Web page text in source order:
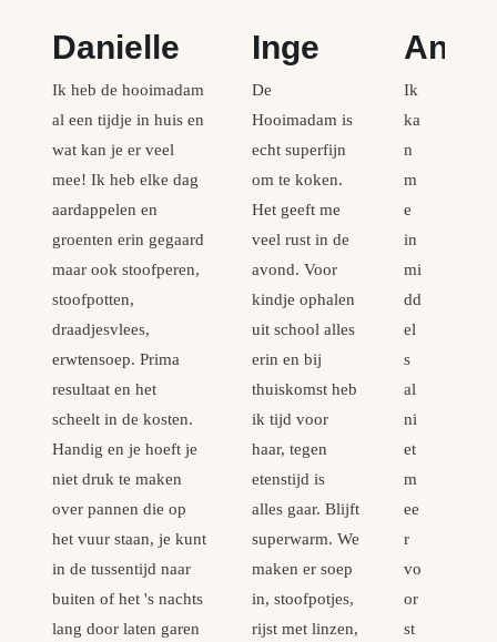
Danielle
Ik heb de hooimadam
al een tijdje in huis en
wat kan je er veel
mee! Ik heb elke dag
aardappelen en
groenten erin gegaard
maar ook stoofperen,
stoofpotten,
draadjesvlees,
erwtensoep. Prima
resultaat en het
scheelt in de kosten.
Handig en je hoeft je
niet druk te maken
over pannen die op
het vuur staan, je kunt
in de tussentijd naar
buiten of het 's nachts
lang door laten garen
Inge
De
Hooimadam is
echt superfijn
om te koken.
Het geeft me
veel rust in de
avond. Voor
kindje ophalen
uit school alles
erin en bij
thuiskomst heb
ik tijd voor
haar, tegen
etenstijd is
alles gaar. Blijft
superwarm. We
maken er soep
in, stoofpotjes,
rijst met linzen,
Anne
Ik
ka
n
m
e
in
mi
dd
el
s
al
ni
et
m
ee
r
vo
or
st